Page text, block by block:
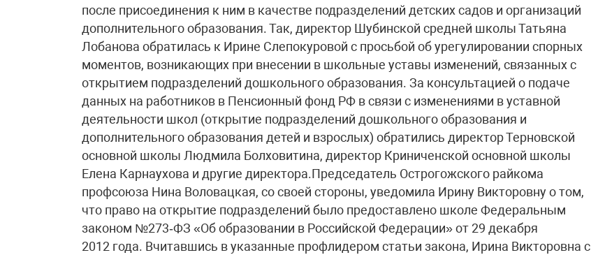
после присоединения к ним в качестве подразделений детских садов и организаций
дополнительного образования. Так, директор Шубинской средней школы Татьяна
Лобанова обратилась к Ирине Слепокуровой с просьбой об урегулировании спорных
моментов, возникающих при внесении в школьные уставы изменений, связанных с
открытием подразделений дошкольного образования. За консультацией о подаче
данных на работников в Пенсионный фонд РФ в связи с изменениями в уставной
деятельности школ (открытие подразделений дошкольного образования и
дополнительного образования детей и взрослых) обратились директор Терновской
основной школы Людмила Болховитина, директор Криниченской основной школы
Елена Карнаухова и другие директора.Председатель Ост­рогожского райкома
профсоюза Нина Воловацкая, со своей стороны, уведомила Ирину Викторовну о том,
что право на открытие подразделений было предоставлено школе Федеральным
законом №273‑ФЗ «Об образовании в Российской Федерации» от 29 декабря
2012 года. Вчитавшись в указанные профлидером статьи закона, Ирина Викторовна с